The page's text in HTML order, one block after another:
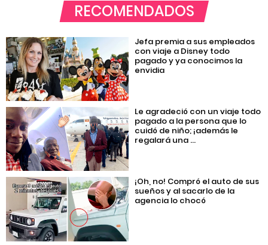
RECOMENDADOS
Jefa premia a sus empleados
con viaje a Disney todo
pagado y ya conocimos la
envidia
Le agradeció con un viaje todo
pagado a la persona que lo
cuidó de niño; ¡además le
regalará una ...
¡Oh, no! Compró el auto de sus
sueños y al sacarlo de la
agencia lo chocó